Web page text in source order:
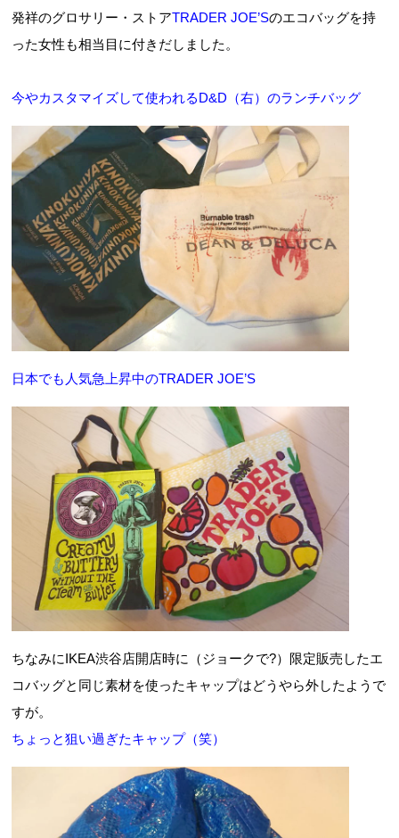
発祥のグロサリー・ストアTRADER JOE’Sのエコバッグを持
った女性も相当目に付きだしました。
今やカスタマイズして使われるD&D（右）のランチバッグ
日本でも人気急上昇中のTRADER JOE’S
ちなみにIKEA渋谷店開店時に（ジョークで?）限定販売したエ
コバッグと同じ素材を使ったキャップはどうやら外したようで
すが。
ちょっと狙い過ぎたキャップ（笑）